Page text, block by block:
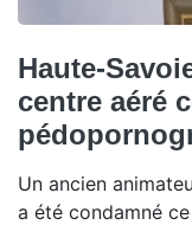
Haute-
centre aéré
Un ancien
a été condamné